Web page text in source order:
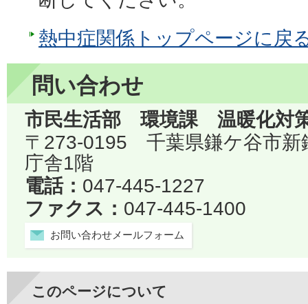
熱中症関係トップページに戻
問い合わせ
市民生活部 環境課 温暖化対
〒273-0195 千葉県鎌ケ谷市
庁舎1階
電話： 047-445-1227
ファクス： 047-445-1400
お問い合わせメールフォーム
このページについて